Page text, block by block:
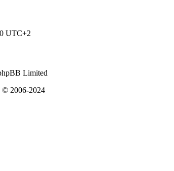
UTC+2
Limited
© 2006-2024